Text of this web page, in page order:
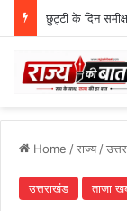
Home /राज्य/
उत्तराखंड ताजा